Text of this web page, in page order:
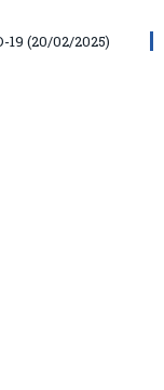
19 (20/02/2025)